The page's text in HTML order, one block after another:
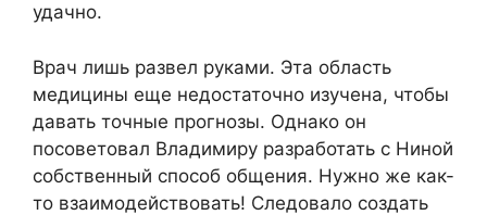
удачно.
Врач лишь развел руками. Эта область
медицины еще недостаточно изучена, чтобы
давать точные прогнозы. Однако он
посоветовал Владимиру разработать с Ниной
собственный способ общения. Нужно же как-
то взаимодействовать! Следовало создать